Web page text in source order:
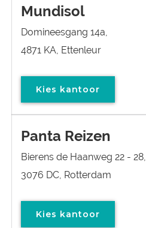
Mundisol
Domineesgang 14a,
4871 KA, Ettenleur
Kies kantoor
Panta Reizen
Bierens de Haanweg 22 - 28,
3076 DC, Rotterdam
Kies kantoor